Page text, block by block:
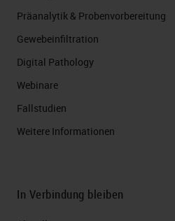
Präanalytik & Probenvorbereitung
Gewebeinfiltration
Digital Pathology
Webinare
Fallstudien
Weitere Informationen
In Verbindung bleiben